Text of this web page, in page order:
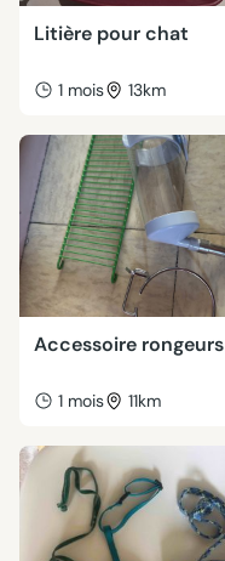
Litière pour chat
1 mois 13km
Accessoire rongeurs
1 mois 11km